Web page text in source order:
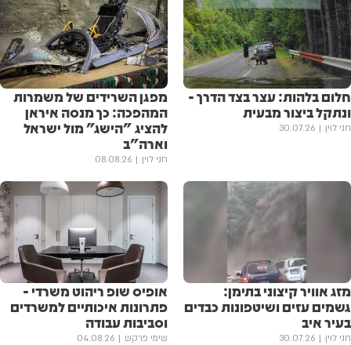
חלום בלהות: עצר בצד הדרך -
ונתקל ביצור מבעית
חני לוין 30.07.26
מפגן השרידים של משמרות
המהפכה: כך מנסה איראן
להציג "הישג" מול ישראל
וארה"ב
חני לוין 08.08.26
מזג אוויר קיצוני בתימן:
גשמים עזים ושיטפונות כבדים
בעיר איב
חני לוין 30.07.26
אופיס שופ ריהוט משרדי -
פתרונות איכותיים למשרדים
וסביבות עבודה
שימי פרקש 04.08.26